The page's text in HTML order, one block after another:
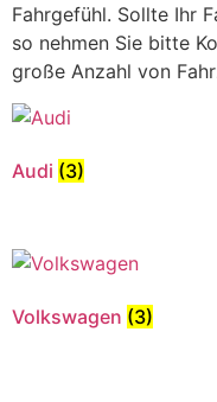
Fahrgefühl. Sollte Ihr
so nehmen Sie bitte
große Anzahl von
Audi (3)
Volkswagen (3)